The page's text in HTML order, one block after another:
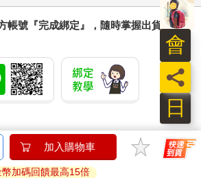
帳號『完成綁定』，隨時掌握出貨動
您操作ATM! 如接獲電話要求您前往
從指示，以免受騙上當！
加入購物車
加碼回饋最高15倍
日
員
會